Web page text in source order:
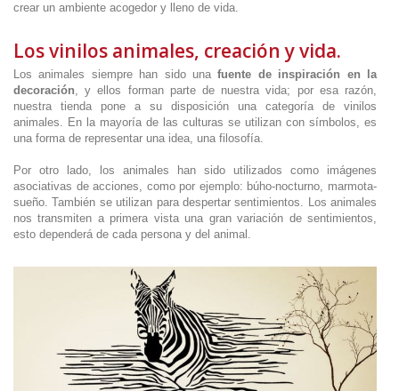
crear un ambiente acogedor y lleno de vida.
Los vinilos animales, creación y vida.
Los animales siempre han sido unafuente de inspiración en la
decoración, y ellos forman parte de nuestra vida; por esa razón,
nuestra tienda pone a su disposición una categoría de vinilos
animales. En la mayoría de las culturas se utilizan con símbolos, es
una forma de representar una idea, una filosofía.
Por otro lado, los animales han sido utilizados como imágenes
asociativas de acciones, como por ejemplo: búho-nocturno, marmota-
sueño. También se utilizan para despertar sentimientos. Los animales
nos transmiten a primera vista una gran variación de sentimientos,
esto dependerá de cada persona y del animal.